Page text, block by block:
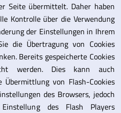
Seite übermittelt. Daher haben
Kontrolle über die Verwendung
der Einstellungen in Ihrem
die Übertragung von Cookies
Bereits gespeicherte Cookies
werden. Dies kann auch
von Flash-Cookies
des Browsers, jedoch
des Flash Players